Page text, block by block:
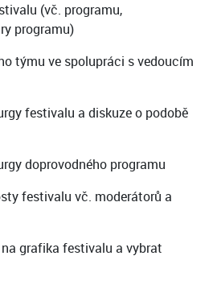
(vč. programu,
programu)
týmu ve spolupráci s vedoucím
festivalu a diskuze o podobě
doprovodného programu
festivalu vč. moderátorů a
grafika festivalu a vybrat